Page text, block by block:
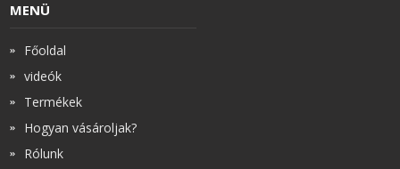
MENÜ
Főoldal
videók
Termékek
Hogyan vásároljak?
Rólunk